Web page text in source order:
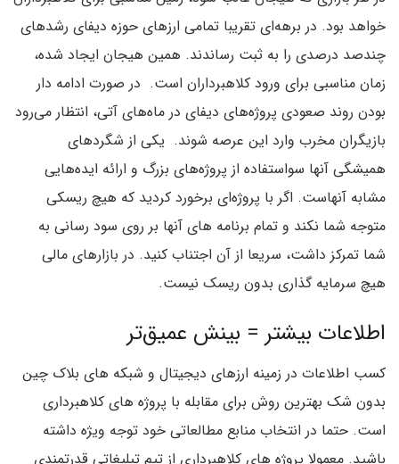
خواهد بود. در برهه‌ای تقریبا تمامی ارزهای حوزه دیفای رشدهای
چندصد درصدی را به ثبت رساندند. همین هیجان ایجاد شده،
زمان مناسبی برای ورود کلاهبرداران است. در صورت ادامه دار
بودن روند صعودی پروژه‌های دیفای در ماه‌های آتی، انتظار می‌رود
بازیگران مخرب وارد این عرصه شوند. یکی از شگردهای
همیشگی آنها سواستفاده از پروژه‌های بزرگ و ارائه ایده‌هایی
مشابه آنهاست. اگر با پروژه‌ای برخورد کردید که هیچ ریسکی
متوجه شما نکند و تمام برنامه های آنها بر روی سود رسانی به
شما تمرکز داشت، سریعا از آن اجتناب کنید. در بازارهای مالی
هیچ سرمایه گذاری بدون ریسک نیست.
اطلاعات بیشتر = بینش عمیق‌تر
کسب اطلاعات در زمینه ارزهای دیجیتال و شبکه های بلاک چین
بدون شک بهترین روش برای مقابله با پروژه های کلاهبرداری
است. حتما در انتخاب منابع مطالعاتی خود توجه ویژه داشته
باشید. معمولا پروژه های کلاهبرداری از تیم تبلیغاتی قدرتمندی